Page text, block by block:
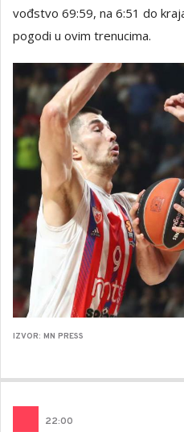
vođstvo 69:59, na 6:51 do
pogodi u ovim trenucima.
IZVOR: MN PRESS
22:00